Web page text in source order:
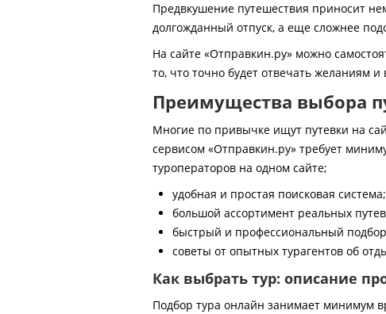
Предвкушение путешествия приносит
долгожданный отпуск, а еще сложнее
На сайте «Отправкин.ру» можно
то, что точно будет отвечать желаниям и
Преимущества выбора
Многие по привычке ищут путевки на
сервисом «Отправкин.ру» требует
туроператоров на одном сайте;
удобная и простая поисковая система;
большой ассортимент реальных
быстрый и профессиональный
советы от опытных турагентов об
Как выбрать тур: описание
Подбор тура онлайн занимает минимум